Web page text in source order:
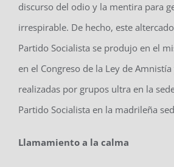
discurso del odio y la mentira para
irrespirable. De hecho, este
Partido Socialista se produjo en el
en el Congreso de la Ley de
realizadas por grupos ultra en la
Partido Socialista en la madrileña
Llamamiento a la calma